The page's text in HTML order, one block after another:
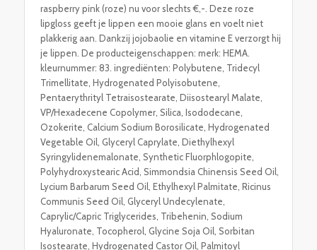
raspberry pink (roze) nu voor slechts €,-. Deze roze
lipgloss geeft je lippen een mooie glans en voelt niet
plakkerig aan. Dankzij jojobaolie en vitamine E verzorgt hij
je lippen. De producteigenschappen: merk: HEMA.
kleurnummer: 83. ingrediënten: Polybutene, Tridecyl
Trimellitate, Hydrogenated Polyisobutene,
Pentaerythrityl Tetraisostearate, Diisostearyl Malate,
VP/Hexadecene Copolymer, Silica, Isododecane,
Ozokerite, Calcium Sodium Borosilicate, Hydrogenated
Vegetable Oil, Glyceryl Caprylate, Diethylhexyl
Syringylidenemalonate, Synthetic Fluorphlogopite,
Polyhydroxystearic Acid, Simmondsia Chinensis Seed Oil,
Lycium Barbarum Seed Oil, Ethylhexyl Palmitate, Ricinus
Communis Seed Oil, Glyceryl Undecylenate,
Caprylic/Capric Triglycerides, Tribehenin, Sodium
Hyaluronate, Tocopherol, Glycine Soja Oil, Sorbitan
Isostearate, Hydrogenated Castor Oil, Palmitoyl